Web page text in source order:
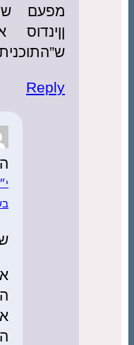
מפעם
Reply